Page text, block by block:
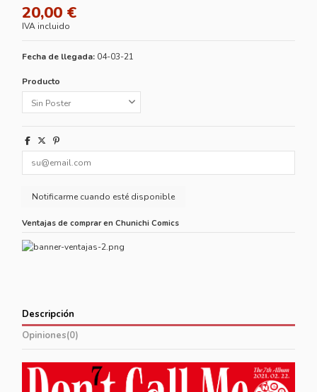
20,00 €
IVA incluido
Fecha de llegada: 04-03-21
Producto
Ventajas de comprar en Chunichi Comics
Descripción
Opiniones(0)